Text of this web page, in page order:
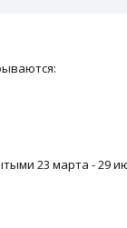
23 марта - 29